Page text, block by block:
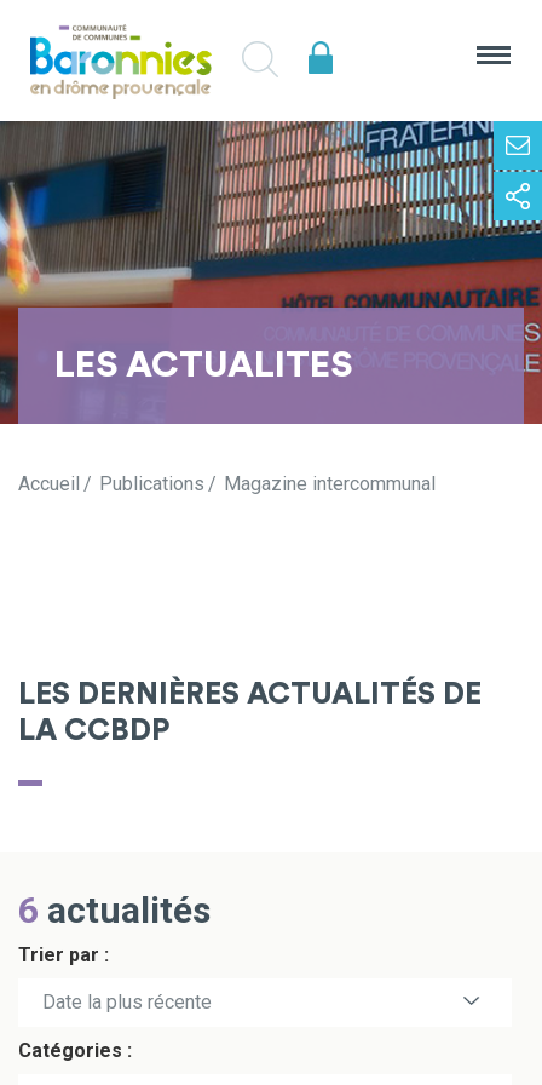
LES ACTUALITES
Accueil Publications Magazine intercommunal
LES DERNIÈRES ACTUALITÉS DE
LA CCBDP
6 actualités
Trier par :
Date la plus récente
Date la plus ancienne
Catégories :